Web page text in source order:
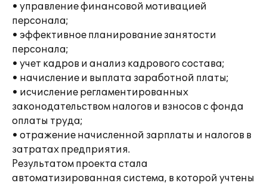
• управление финансовой мотивацией
персонала;
• эффективное планирование занятости
персонала;
• учет кадров и анализ кадрового состава;
• начисление и выплата заработной платы;
• исчисление регламентированных
законодательством налогов и взносов с фонда
оплаты труда;
• отражение начисленной зарплаты и налогов в
затратах предприятия.
Результатом проекта стала
автоматизированная система, в которой учтены